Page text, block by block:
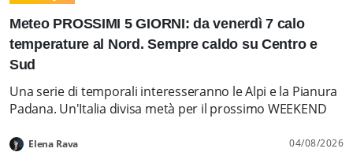
Meteo PROSSIMI 5 GIORNI: da venerdì 7 calo
temperature al Nord. Sempre caldo su Centro e
Sud
Una serie di temporali interesseranno le Alpi e la Pianura
Padana. Un'Italia divisa metà per il prossimo WEEKEND
Elena Rava 04/08/2026